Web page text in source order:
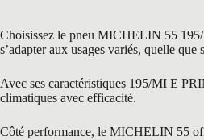
Choisissez le pneu MICHELIN 55 195/
s’adapter aux usages variés, quelle que
Avec ses caractéristiques 195/MI E
climatiques avec efficacité.
Côté performance, le MICHELIN 55